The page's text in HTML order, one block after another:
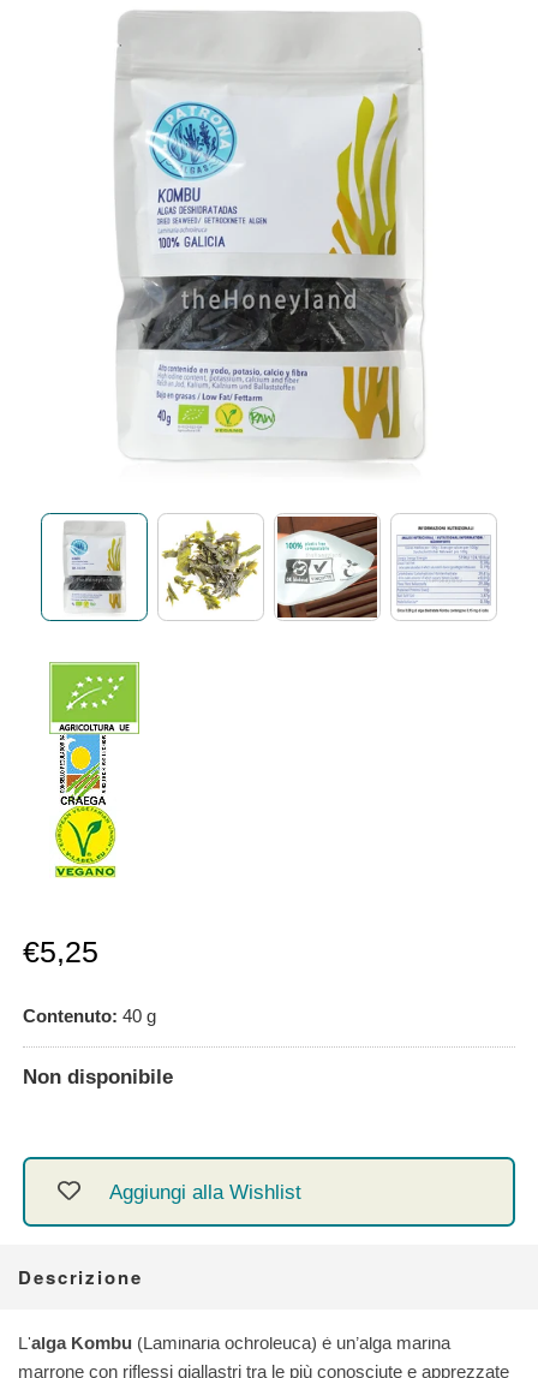
Prezzo
€5,25
Contenuto: 40 g
Non disponibile
Aggiungi alla Wishlist
Descrizione
L'alga Kombu (Laminaria ochroleuca) è un’alga marina
marrone con riflessi giallastri tra le più conosciute e apprezzate